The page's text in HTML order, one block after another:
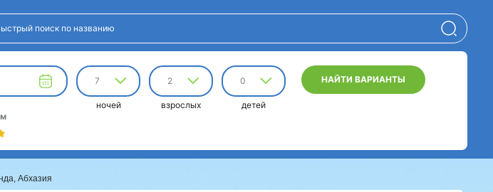
7
ночей
2
взрослых
0
детей
НАЙТИ ВАРИАНТЫ
Абхазия